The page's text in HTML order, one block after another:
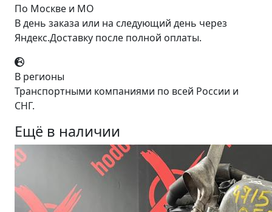
По Москве и МО
В день заказа или на следующий день через
Яндекс.Доставку после полной оплаты.
В регионы
Транспортными компаниями по всей России и
СНГ.
Ещё в наличии